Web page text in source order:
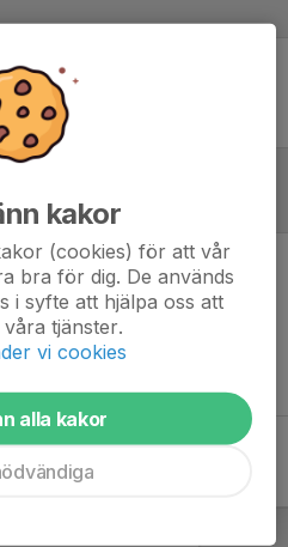
ifylld
skrivet
kakor
(cookies) för att vår
bra för dig. De används
i syfte att hjälpa oss att
tjänster.
vi cookies
alla kakor